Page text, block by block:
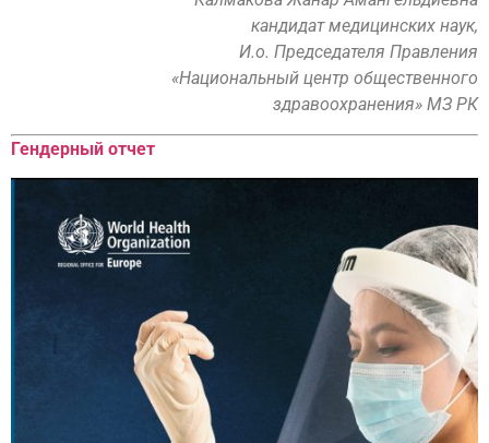
кандидат медицинских наук,
И.о. Председателя Правления
«Национальный центр общественного
здравоохранения» МЗ РК
Гендерный отчет